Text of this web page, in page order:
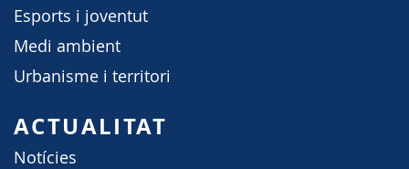
Esports i joventut
Medi ambient
Urbanisme i territori
ACTUALITAT
Notícies